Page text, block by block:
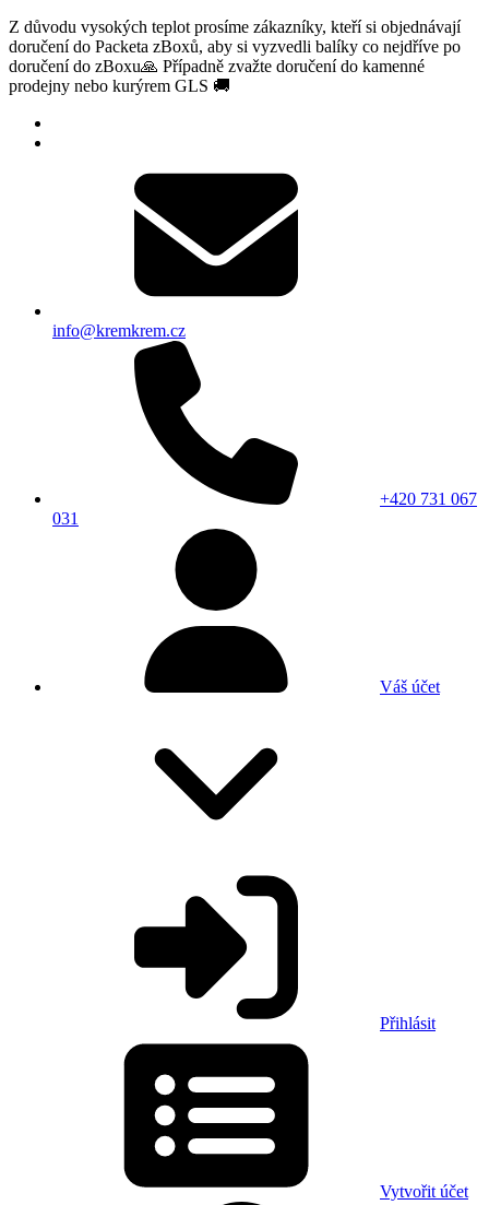
Z důvodu vysokých teplot prosíme zákazníky, kteří si objednávají
doručení do Packeta zBoxů, aby si vyzvedli balíky co nejdříve po
doručení do zBoxu🙏 Případně zvažte doručení do kamenné
prodejny nebo kurýrem GLS 🚚
info@kremkrem.cz
+420 731 067
031
Váš účet
Přihlásit
Vytvořit účet